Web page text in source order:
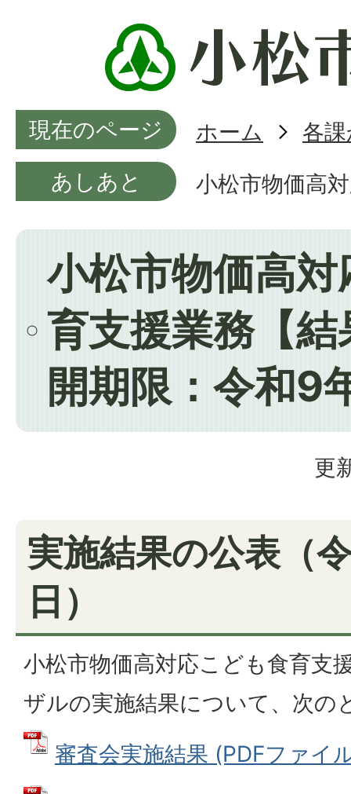
現在のページ ホーム
各
あしあと
小松市物価高
小松市物価高
育支援業務【
開期限：令和9
更
実施結果の公表（
日）
小松市物価高対応こども食育支
ザルの実施結果について、次の
審査会実施結果 (PDFファイ